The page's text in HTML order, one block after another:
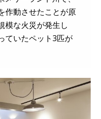
作動させたことが原
模な火災が発生し
ていたペット3匹が